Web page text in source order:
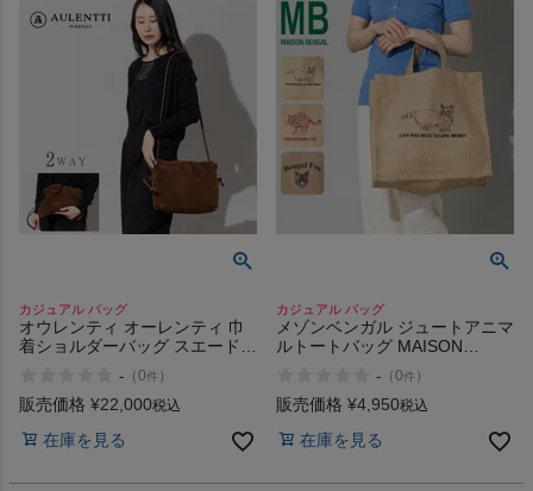
カジュアル バッグ
オウレンティ オーレンティ 巾
着ショルダーバッグ スエード
- （0件 ）
販売価格 ¥22,000税込
在庫を見る
カジュアル バッグ
メゾンベンガル ジュートアニマ
ルトートバッグ MAISON
- （0件 ）
販売価格 ¥4,950税込
在庫を見る